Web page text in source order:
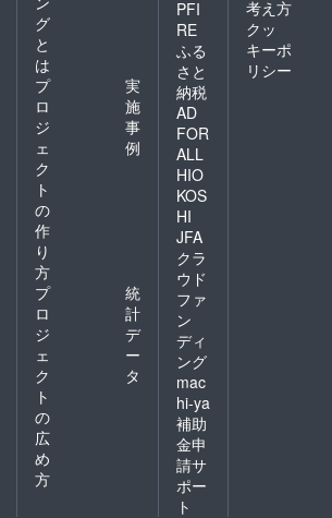
グ
と
は
プ
ロ
ジ
ェ
ク
ト
の
作
り
方
実
施
事
例
プ
ロ
ジ
ェ
ク
ト
の
広
め
方
統
計
デ
ー
タ
PFI
RE
ふる
さと
納税
AD
FOR
ALL
HIO
KOS
HI
JFA
クラ
ウド
ファ
ン
ディ
ング
mac
hi-ya
補助
金申
請サ
ポー
ト
考え方
クッ
キーポ
リシー